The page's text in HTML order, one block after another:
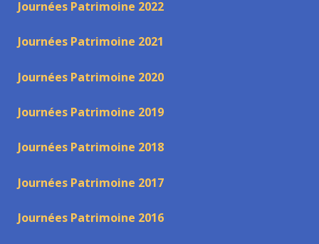
Journées Patrimoine 2022
Journées Patrimoine 2021
Journées Patrimoine 2020
Journées Patrimoine 2019
Journées Patrimoine 2018
Journées Patrimoine 2017
Journées Patrimoine 2016